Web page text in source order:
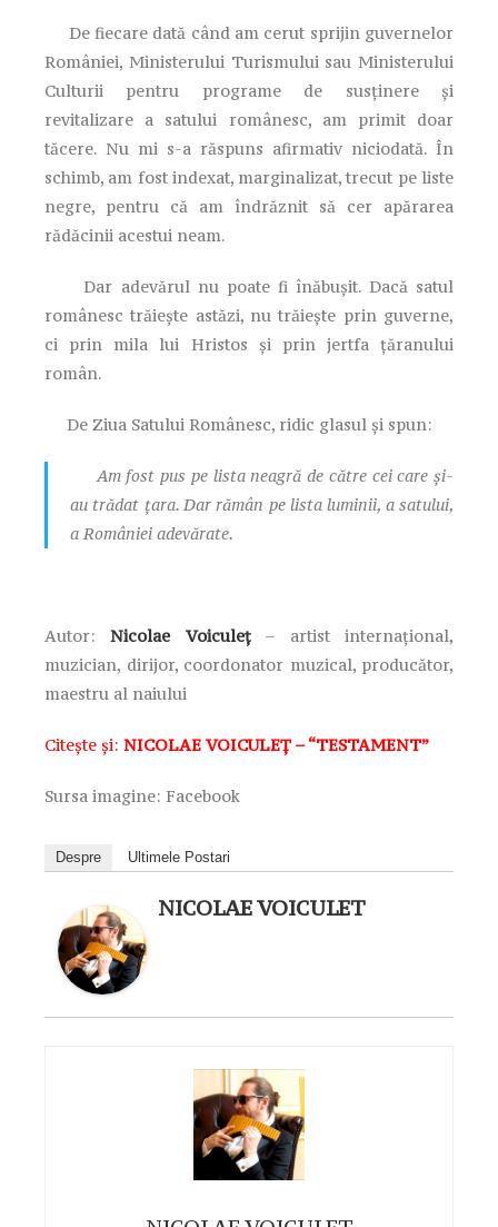
De fiecare dată când am cerut sprijin guvernelor
României, Ministerului Turismului sau Ministerului
Culturii pentru programe de susținere și
revitalizare a satului românesc, am primit doar
tăcere. Nu mi s-a răspuns afirmativ niciodată. În
schimb, am fost indexat, marginalizat, trecut pe liste
negre, pentru că am îndrăznit să cer apărarea
rădăcinii acestui neam.
Dar adevărul nu poate fi înăbușit. Dacă satul
românesc trăiește astăzi, nu trăiește prin guverne,
ci prin mila lui Hristos și prin jertfa țăranului
român.
De Ziua Satului Românesc, ridic glasul și spun:
Am fost pus pe lista neagră de către cei care și-
au trădat țara. Dar rămân pe lista luminii, a satului,
a României adevărate.
Autor:Nicolae Voiculeț– artist internațional,
muzician, dirijor, coordonator muzical, producător,
maestru al naiului
Citește și: NICOLAE VOICULEȚ – “TESTAMENT”
Sursa imagine: Facebook
Despre Ultimele Postari
NICOLAE VOICULET